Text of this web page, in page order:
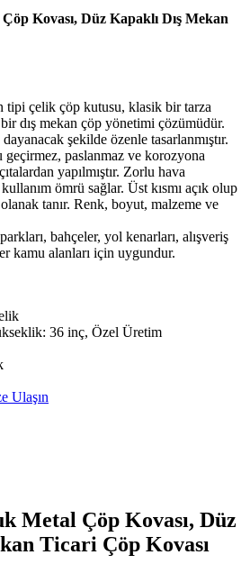
Kovası, Düz Kapaklı Dış Mekan
tipi çelik çöp kutusu, klasik bir tarza
dış mekan çöp yönetimi çözümüdür.
şekilde özenle tasarlanmıştır.
geçirmez, paslanmaz ve korozyona
yapılmıştır. Zorlu hava
ömrü sağlar. Üst kısmı açık olup
tanır. Renk, boyut, malzeme ve
bahçeler, yol kenarları, alışveriş
kamu alanları için uygundur.
36 inç, Özel Üretim
Ulaşın
Metal Çöp Kovası, Düz
Ticari Çöp Kovası